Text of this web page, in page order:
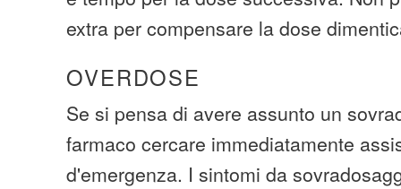
extra per compensare la dose
OVERDOSE
Se si pensa di avere assunto un
farmaco cercare immediatamente
d'emergenza. I sintomi da